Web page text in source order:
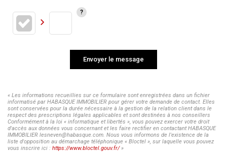
Envoyer le message
« Les informations recueillies sur ce formulaire sont enregistrées dans un fichier
informatisé par HABASQUE IMMOBILIER pour gérer votre demande de contact. Elles
sont conservées pour la durée nécessaire à la gestion de la relation client dans le
respect des prescriptions légales applicables et sont destinées à nos conseillers
Conformément à la loi « informatique et libertés », vous pouvez exercer votre droit
d'accès aux données vous concernant et les faire rectifier en contactant HABASQUE
IMMOBILIER lesneven@habasque.com. Nous vous informons de l'existence de la
liste d'opposition au démarchage téléphonique « Bloctel », sur laquelle vous pouvez
vous inscrire ici : https://www.bloctel.gouv.fr/»